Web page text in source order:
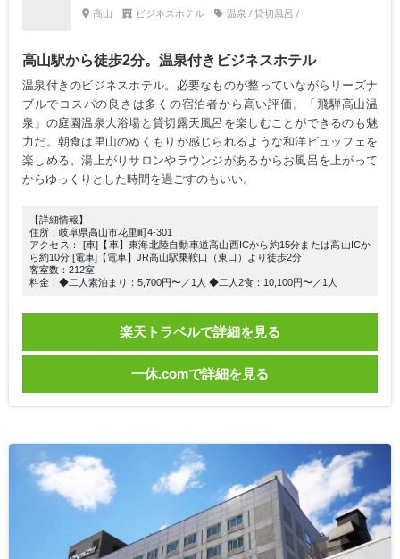
高山 ビジネスホテル 温泉 / 貸切風呂 /
高山駅から徒歩2分。温泉付きビジネスホテル
温泉付きのビジネスホテル。必要なものが整っていながらリーズナ
ブルでコスパの良さは多くの宿泊者から高い評価。「飛騨高山温
泉」の庭園温泉大浴場と貸切露天風呂を楽しむことができるのも魅
力だ。朝食は里山のぬくもりが感じられるような和洋ビュッフェを
楽しめる。湯上がりサロンやラウンジがあるからお風呂を上がって
からゆっくりとした時間を過ごすのもいい。
【詳細情報】
住所：岐阜県高山市花里町4-301
アクセス： [車]【車】東海北陸自動車道高山西ICから約15分または高山ICか
ら約10分 [電車]【電車】JR高山駅乗鞍口（東口）より徒歩2分
客室数：212室
料金：◆二人素泊まり：5,700円〜／1人 ◆二人2食：10,100円〜／1人
楽天トラベルで詳細を見る
一休.comで詳細を見る